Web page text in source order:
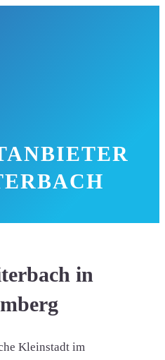
in
Kleinstadt im